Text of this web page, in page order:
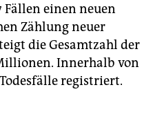
einen neuen
Zählung neuer
die Gesamtzahl der
Innerhalb von
registriert.